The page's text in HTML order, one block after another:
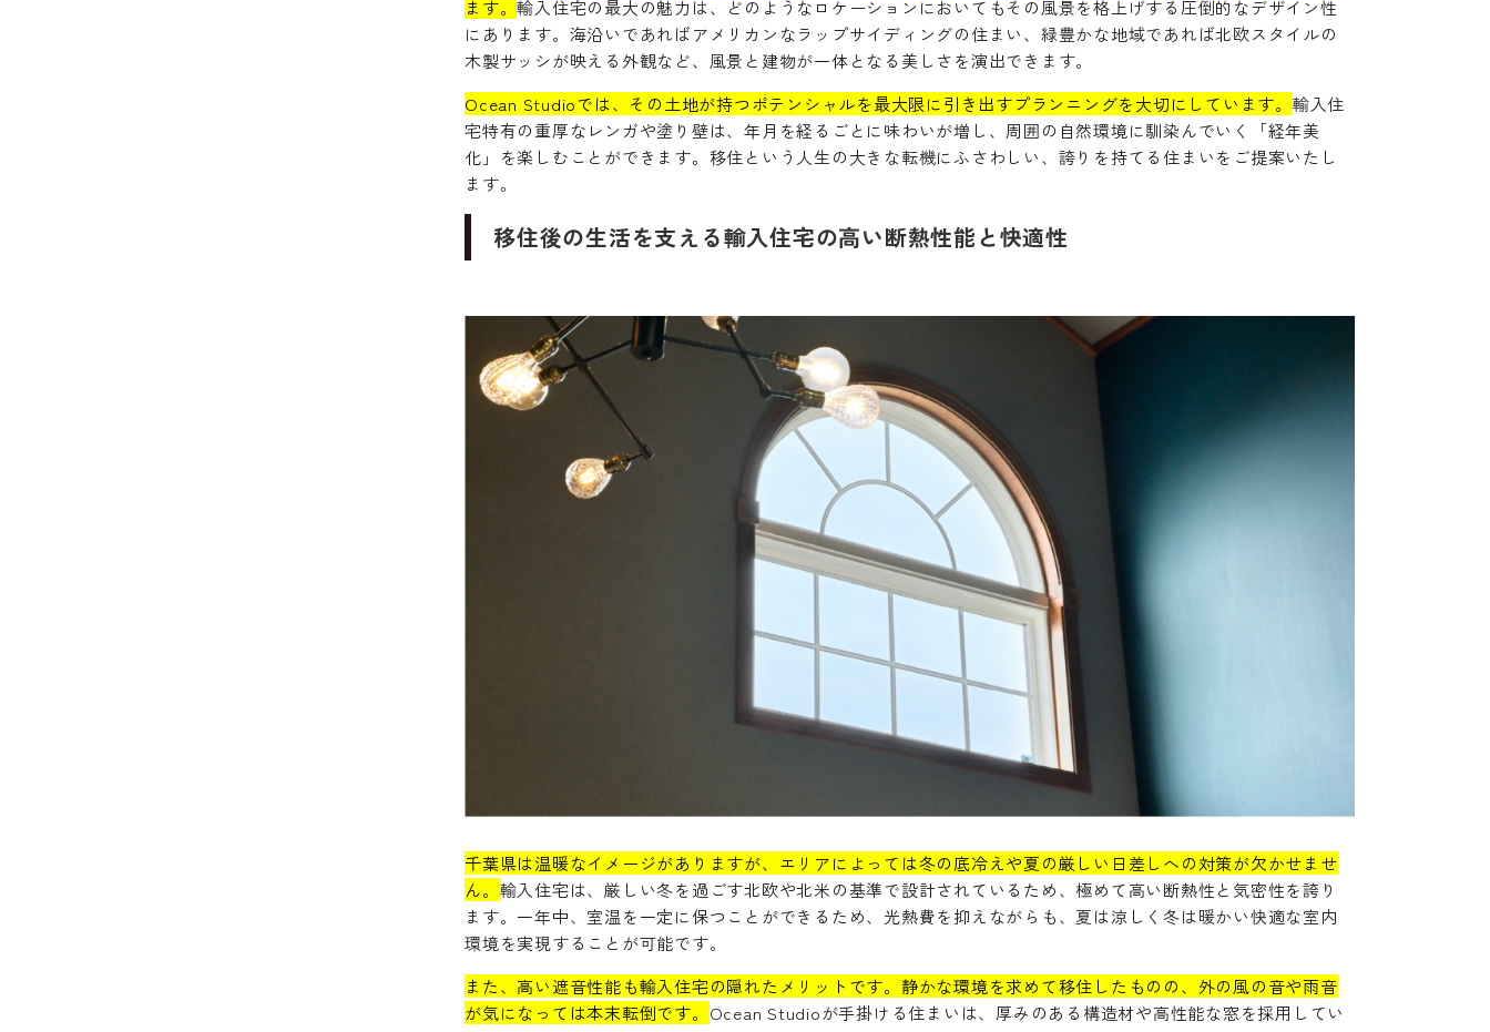
ます。輸入住宅の最大の魅力は、どのようなロケーションにおいてもその風景を格上げする圧倒的なデザイン性
にあります。海沿いであればアメリカンなラップサイディングの住まい、緑豊かな地域であれば北欧スタイルの
木製サッシが映える外観など、風景と建物が一体となる美しさを演出できます。
Ocean Studioでは、その土地が持つポテンシャルを最大限に引き出すプランニングを大切にしています。 輸入住
宅特有の重厚なレンガや塗り壁は、年月を経るごとに味わいが増し、周囲の自然環境に馴染んでいく「経年美
化」を楽しむことができます。移住という人生の大きな転機にふさわしい、誇りを持てる住まいをご提案いたし
ます。
移住後の生活を支える輸入住宅の高い断熱性能と快適性
千葉県は温暖なイメージがありますが、エリアによっては冬の底冷えや夏の厳しい日差しへの対策が欠かせませ
ん。 輸入住宅は、厳しい冬を過ごす北欧や北米の基準で設計されているため、極めて高い断熱性と気密性を誇り
ます。一年中、室温を一定に保つことができるため、光熱費を抑えながらも、夏は涼しく冬は暖かい快適な室内
環境を実現することが可能です。
また、高い遮音性能も輸入住宅の隠れたメリットです。静かな環境を求めて移住したものの、外の風の音や雨音
が気になっては本末転倒です。 Ocean Studioが手掛ける住まいは、厚みのある構造材や高性能な窓を採用してい